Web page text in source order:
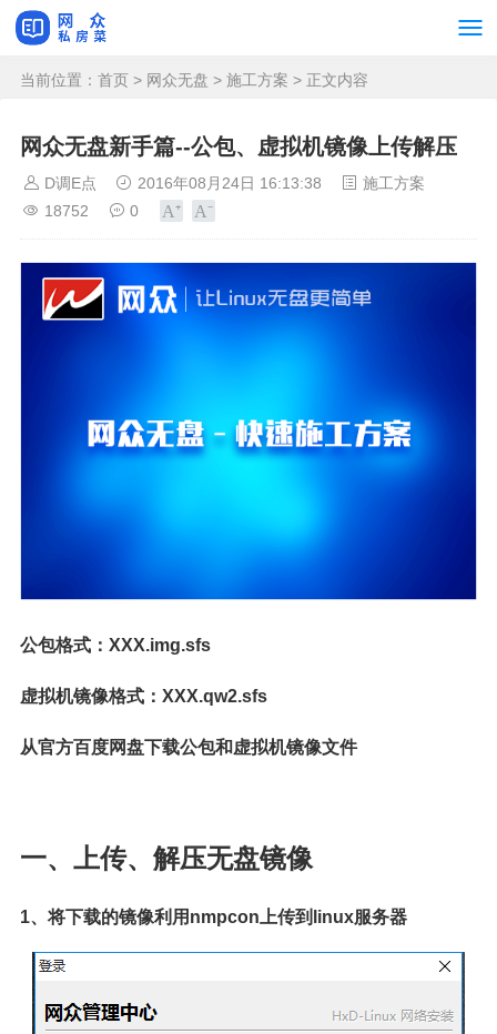
当前位置： 首页 > 网众无盘 > 施工方案 > 正文内容
网众无盘新手篇--公包、虚拟机镜像上传解压
D调E点 2016年08月24日 16:13:38
施工方案
18752
0
公包格式：XXX.img.sfs
虚拟机镜像格式：XXX.qw2.sfs
从官方百度网盘下载公包和虚拟机镜像文件
一、上传、解压无盘镜像
1、将下载的镜像利用nmpcon上传到linux服务器